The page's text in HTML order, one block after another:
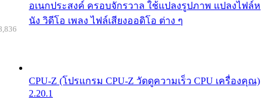
อเนกประสงค์ ครอบจักรวาล ใช้แปลงรูปภาพ แปลงไฟล์ห
นัง วิดีโอ เพลง ไฟล์เสียงออดิโอ ต่าง ๆ
CPU-Z (โปรแกรม CPU-Z วัดดูความเร็ว CPU เครื่องคุณ)
2.20.1